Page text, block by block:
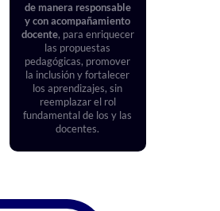
de manera responsable
y con acompañamiento
docente, para enriquecer
las propuestas
pedagógicas, promover
la inclusión y fortalecer
los aprendizajes, sin
reemplazar el rol
fundamental de los y las
docentes.